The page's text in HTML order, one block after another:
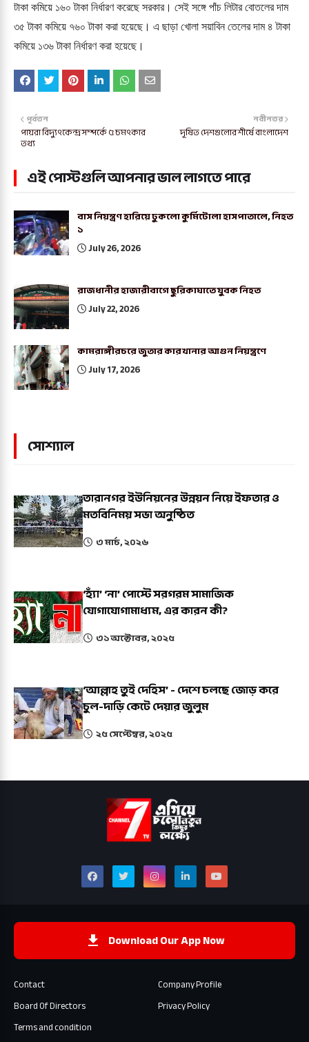
টাকা কমিয়ে ১৬০ টাকা নির্ধারণ করেছে সরকার। সেই সঙ্গে পাঁচ লিটার বোতলের দাম
৩৫ টাকা কমিয়ে ৭৬০ টাকা করা হয়েছে। এ ছাড়া খোলা সয়াবিন তেলের দাম ৪ টাকা
কমিয়ে ১৩৬ টাকা নির্ধারণ করা হয়েছে।
নবীনতর
দূষিত দেশগুলোর শীর্ষে বাংলাদেশ
পূর্বতন
পায়রা বিদ্যুৎকেন্দ্র সম্পর্কে ৫ চমৎকার
তথ্য
এই পোস্টগুলি আপনার ভাল লাগতে পারে
বাস নিয়ন্ত্রণ হারিয়ে ঢুকলো কুর্মিটোলা হাসপাতালে, নিহত
১
July 26, 2026
রাজধানীর হাজারীবাগে ছুরিকাঘাতে যুবক নিহত
July 22, 2026
কামরাঙ্গীরচরে জুতার কারখানার আগুন নিয়ন্ত্রণে
July 17, 2026
সোশ্যাল
তারানগর ইউনিয়নের উন্নয়ন নিয়ে ইফতার ও
মতবিনিময় সভা অনুষ্ঠিত
৩ মার্চ, ২০২৬
‘হ্যাঁ’ ‘না’ পোস্টে সরগরম সামাজিক
যোগাযোগামাধ্যম, এর কারন কী?
৩১ অক্টোবর, ২০২৫
‘আল্লাহ তুই দেহিস’ - দেশে চলছে জোড় করে
চুল-দাড়ি কেটে দেয়ার জুলুম
২৫ সেপ্টেম্বর, ২০২৫
Download Our App Now
Contact
Company Profile
Board Of Directors
Privacy Policy
Terms and condition